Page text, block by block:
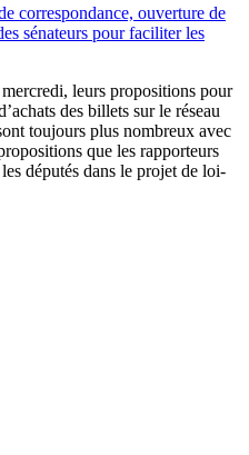
correspondance, ouverture de
sénateurs pour faciliter les
leurs propositions pour
des billets sur le réseau
toujours plus nombreux avec
que les rapporteurs
députés dans le projet de loi-